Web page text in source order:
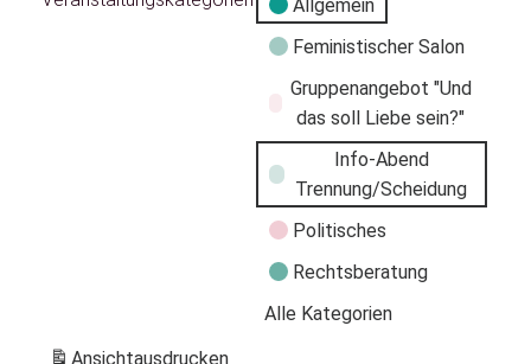
Allgemein
Feministischer Salon
Gruppenangebot "Und
das soll Liebe sein?"
Info-Abend
Trennung/Scheidung
Politisches
Rechtsberatung
Alle Kategorien
Ansichtausdrucken